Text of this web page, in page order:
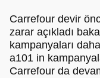
Carrefour devir
zarar açıkladı
kampanyaları
a101 in
Carrefour da